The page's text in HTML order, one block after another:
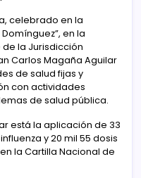
celebrado en la
en la
la Jurisdicción
Carlos Magaña Aguilar
de salud fijas y
con actividades
de salud pública.
está la aplicación de 33
y 20 mil 55 dosis
la Cartilla Nacional de